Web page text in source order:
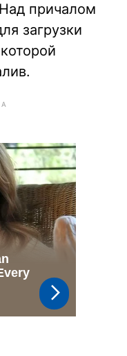
причалом
загрузки